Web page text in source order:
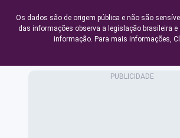
Os dados são de origem pública e não são
das informações observa a legislação brasileira e
informação. Para mais informações,